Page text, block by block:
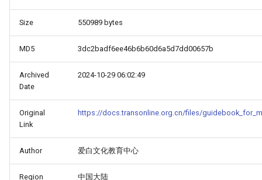
Size 550989 bytes
MD5 3dc2badf6ee46b6b60d6a5d7dd00657b
Archived
Date
2024-10-29 06:02:49
Original
Link
https://docs.transonline.org.cn/files/
Author 爱白文化教育中心
Region 中国大陆